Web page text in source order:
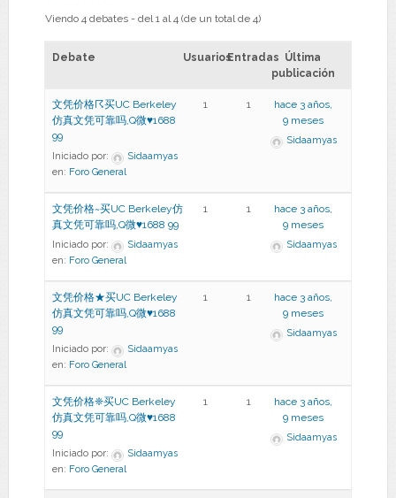
Viendo 4 debates - del 1 al 4 (de un total de 4)
Debate UsuariosEntradas Última
publicación
文凭价格☈买UC Berkeley
仿真文凭可靠吗,Q微♥1688
99
Iniciado por:
Sidaamyas
en: Foro General
1 1
hace 3 años,
9 meses
Sidaamyas
文凭价格~买UC Berkeley仿
真文凭可靠吗,Q微♥1688 99
Iniciado por:
Sidaamyas
en: Foro General
1 1
hace 3 años,
9 meses
Sidaamyas
文凭价格★买UC Berkeley
仿真文凭可靠吗,Q微♥1688
99
Iniciado por:
Sidaamyas
en: Foro General
1 1
hace 3 años,
9 meses
Sidaamyas
文凭价格❈买UC Berkeley
仿真文凭可靠吗,Q微♥1688
99
Iniciado por:
Sidaamyas
en: Foro General
1 1
hace 3 años,
9 meses
Sidaamyas